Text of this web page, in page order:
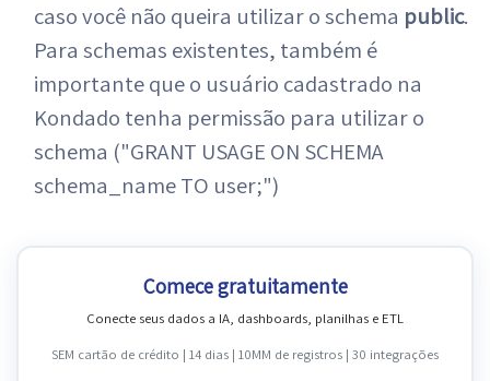
caso você não queira utilizar o schema public.
Para schemas existentes, também é
importante que o usuário cadastrado na
Kondado tenha permissão para utilizar o
schema ("GRANT USAGE ON SCHEMA
schema_name TO user;")
Comece gratuitamente
Conecte seus dados a IA, dashboards, planilhas e ETL
SEM cartão de crédito | 14 dias | 10MM de registros | 30 integrações